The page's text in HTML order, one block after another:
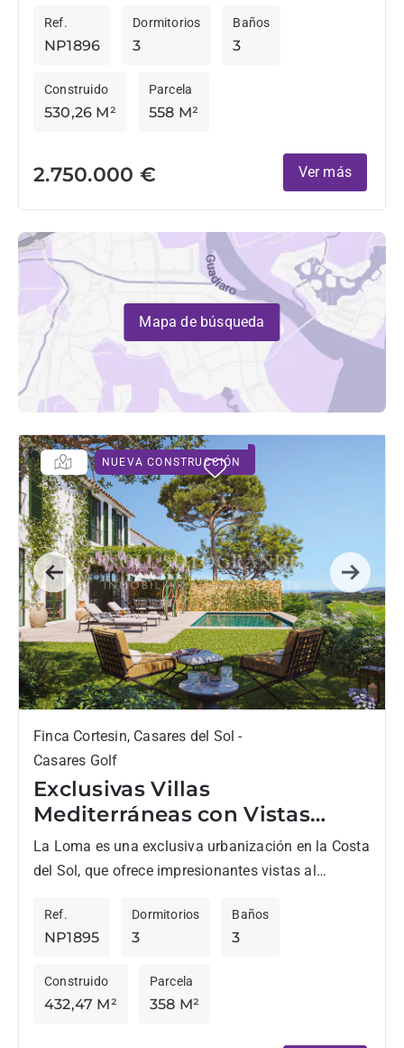
NP1896
Ref.
3
Dormitorios
3
Baños
530,26 M²
Construido
558 M²
Parcela
2.750.000 € Ver más
Mapa de búsqueda
NUEVA CONSTRUCCIÓN
Previous Next
Finca Cortesin, Casares del Sol -
Casares Golf
Exclusivas Villas
Mediterráneas con Vistas
Panorámicas en Finca
Cortesin.
La Loma es una exclusiva urbanización en la Costa
del Sol, que ofrece impresionantes vistas al
privilegiada...
NP1895
Ref.
3
Dormitorios
3
Baños
432,47 M²
Construido
358 M²
Parcela